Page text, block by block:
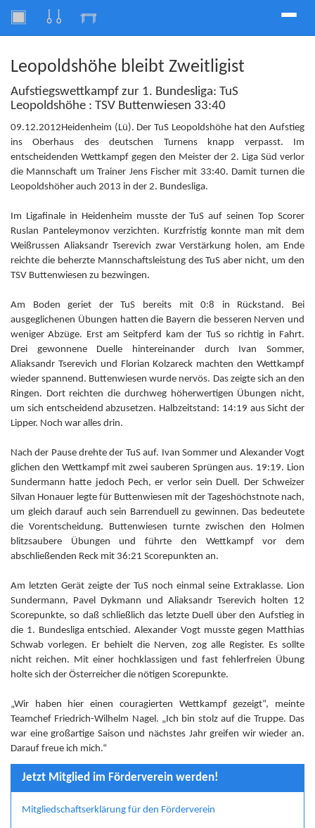
Toggle
Leopoldshöhe bleibt Zweitligist
Aufstiegswettkampf zur 1. Bundesliga: TuS
Leopoldshöhe : TSV Buttenwiesen 33:40
09.12.2012Heidenheim (Lü). Der TuS Leopoldshöhe hat den Aufstieg
ins Oberhaus des deutschen Turnens knapp verpasst. Im
entscheidenden Wettkampf gegen den Meister der 2. Liga Süd verlor
die Mannschaft um Trainer Jens Fischer mit 33:40. Damit turnen die
Leopoldshöher auch 2013 in der 2. Bundesliga.
Im Ligafinale in Heidenheim musste der TuS auf seinen Top Scorer
Ruslan Panteleymonov verzichten. Kurzfristig konnte man mit dem
Weißrussen Aliaksandr Tserevich zwar Verstärkung holen, am Ende
reichte die beherzte Mannschaftsleistung des TuS aber nicht, um den
TSV Buttenwiesen zu bezwingen.
Am Boden geriet der TuS bereits mit 0:8 in Rückstand. Bei
ausgeglichenen Übungen hatten die Bayern die besseren Nerven und
weniger Abzüge. Erst am Seitpferd kam der TuS so richtig in Fahrt.
Drei gewonnene Duelle hintereinander durch Ivan Sommer,
Aliaksandr Tserevich und Florian Kolzareck machten den Wettkampf
wieder spannend. Buttenwiesen wurde nervös. Das zeigte sich an den
Ringen. Dort reichten die durchweg höherwertigen Übungen nicht,
um sich entscheidend abzusetzen. Halbzeitstand: 14:19 aus Sicht der
Lipper. Noch war alles drin.
Nach der Pause drehte der TuS auf. Ivan Sommer und Alexander Vogt
glichen den Wettkampf mit zwei sauberen Sprüngen aus. 19:19. Lion
Sundermann hatte jedoch Pech, er verlor sein Duell. Der Schweizer
Silvan Honauer legte für Buttenwiesen mit der Tageshöchstnote nach,
um gleich darauf auch sein Barrenduell zu gewinnen. Das bedeutete
die Vorentscheidung. Buttenwiesen turnte zwischen den Holmen
blitzsaubere Übungen und führte den Wettkampf vor dem
abschließenden Reck mit 36:21 Scorepunkten an.
Am letzten Gerät zeigte der TuS noch einmal seine Extraklasse. Lion
Sundermann, Pavel Dykmann und Aliaksandr Tserevich holten 12
Scorepunkte, so daß schließlich das letzte Duell über den Aufstieg in
die 1. Bundesliga entschied. Alexander Vogt musste gegen Matthias
Schwab vorlegen. Er behielt die Nerven, zog alle Register. Es sollte
nicht reichen. Mit einer hochklassigen und fast fehlerfreien Übung
holte sich der Österreicher die nötigen Scorepunkte.
„Wir haben hier einen couragierten Wettkampf gezeigt“, meinte
Teamchef Friedrich-Wilhelm Nagel. „Ich bin stolz auf die Truppe. Das
war eine großartige Saison und nächstes Jahr greifen wir wieder an.
Darauf freue ich mich.“
Jetzt Mitglied im Förderverein werden!
Mitgliedschaftserklärung für den Förderverein